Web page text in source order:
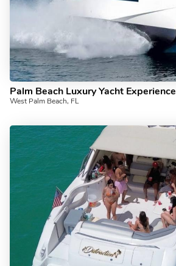
Palm Beach Luxury Yacht Experience
West Palm Beach, FL